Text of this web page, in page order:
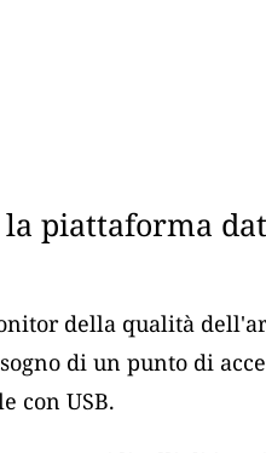
la piattaforma
della qualità
di un punto di
con USB.